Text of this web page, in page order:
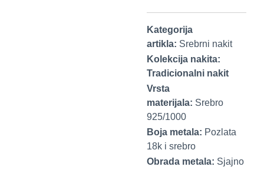
Kategorija
artikla: Srebrni nakit
Kolekcija nakita:
Tradicionalni nakit
Vrsta
materijala: Srebro
925/1000
Boja metala: Pozlata
18k i srebro
Obrada metala: Sjajno